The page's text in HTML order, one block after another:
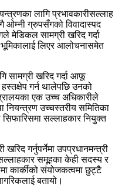
लागि प्रभावकारीसल्लाह
ग्रुपसँगको विवादास्पद
मेडिकल सामग्री खरिद गर्दा
लिएर आलोचनासमेत
सामग्री खरिद गर्दा आफू
गर्न थालेपछि उनको
एक उच्च अधिकारीले
नियन्त्रण उच्चस्तरीय समितिका
सल्लाहकार नियुक्त
गर्नुपर्नेमा उपप्रधानमन्त्री
समूहका केही सदस्य र
कार्कीको संयोजकत्वमा छुट्टै
बतायो।